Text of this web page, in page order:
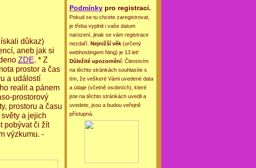
důkaz)
aneb jak si
ZDE. * Z
prostor a čas
a událostí
realit a pánem
prostorový
prostoru a času
a jejich
pobývat či žít
výzkumu. -
Podmínkypro registraci.
Pokud se tu chcete zaregistrovat,
je třeba vyplnit i vaše datum
narození, jinak se vám registrace
nezdaří. Nejnižší věk(určený
webhostingem Ning) je 13 let!
Důležité upozornění: Členstvím
na těchto stránkách souhlasíte s
tím, že veškeré Vámi uvedené data
a údaje (včetně osobních), které
jste na těchto stránkách uvedli a
uvedete, jsou a budou veřejně
přístupná.